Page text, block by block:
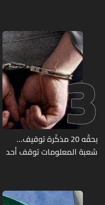
3بحقّه 20 مذكّرة توقيف...
شعبة المعلومات توقف أحد